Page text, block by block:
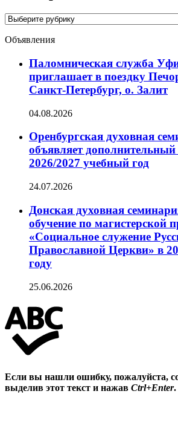
Категории
Объявления
Паломническая служба
приглашает в поездку
Санкт-Петербург, о. Залит
04.08.2026
Оренбургская духовная
объявляет
2026/2027 учебный год
24.07.2026
Донская духовная
обучение по магистерской
«Социальное служение
Православной Церкви» в
году
25.06.2026
Если вы нашли ошибку, пожалуйста,
выделив этот текст и нажав Ctrl+Enter.